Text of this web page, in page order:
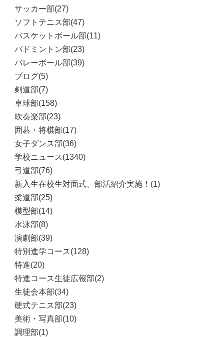
サッカー部(27)
ソフトテニス部(47)
バスケットボール部(11)
バドミントン部(23)
バレーボール部(39)
ブログ(5)
剣道部(7)
卓球部(158)
吹奏楽部(23)
囲碁・将棋部(17)
女子ダンス部(36)
学校ニュース(1340)
弓道部(76)
新入生在校生対面式、部活紹介実施！(1)
柔道部(25)
模型部(14)
水泳部(8)
演劇部(39)
特別進学コース(128)
特進(20)
特進コース生徒広報部(2)
生徒会本部(34)
硬式テニス部(23)
美術・写真部(10)
調理部(1)